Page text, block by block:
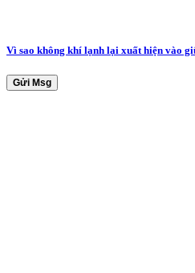
Vì sao không khí lạnh lại xuất hiện vào
Gửi Msg